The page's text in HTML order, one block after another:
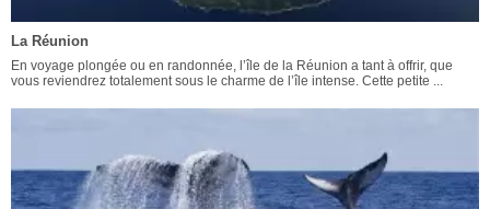
La Réunion
En voyage plongée ou en randonnée, l’île de la Réunion a tant à offrir, que
vous reviendrez totalement sous le charme de l’île intense. Cette petite ...